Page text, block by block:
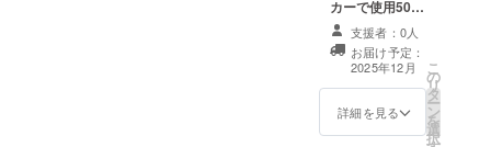
カーで使用500
円分 ・キッチン
カーでのお買い
物にご利用いた
だけます。 ・現
金への交換はで
きません。おつ
支援者：0人
お届け予定：
2025年12月
詳細を見る
こ
の
リ
タ
ー
ン
を
選
択